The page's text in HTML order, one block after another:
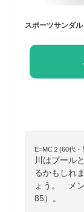
E=MC２(60代・
川はプール
るかもしれ
ょう。 メ
85）。